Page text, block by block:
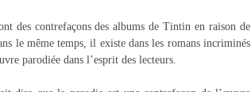
des contrefaçons des albums de Tintin en raison de
le même temps, il existe dans les romans incriminés
parodiée dans l’esprit des lecteurs.